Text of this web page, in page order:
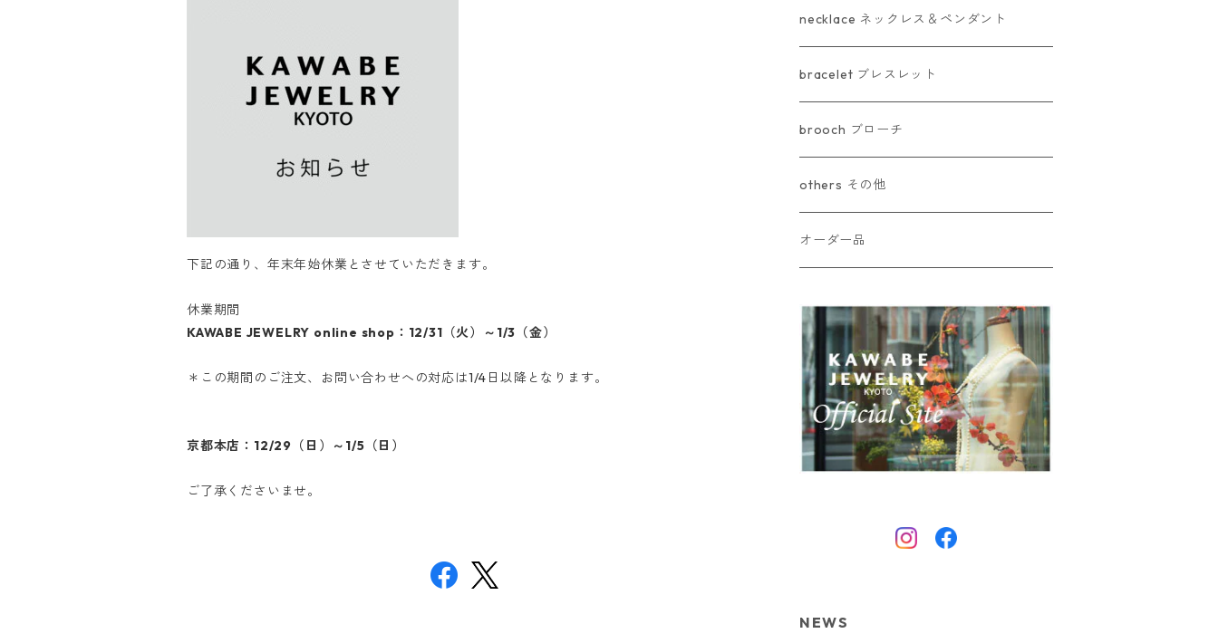
下記の通り、年末年始休業とさせていただきます。
休業期間
KAWABE JEWELRY online shop：12/31（火）～1/3（金）
＊この期間のご注文、お問い合わせへの対応は1/4日以降となります。
京都本店：12/29（日）～1/5（日）
ご了承くださいませ。
necklace ネックレス＆ペンダント
bracelet ブレスレット
brooch ブローチ
others その他
オーダー品
NEWS